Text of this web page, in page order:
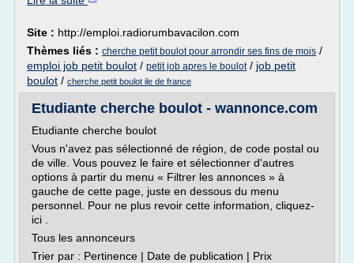
Site : http://emploi.radiorumbavacilon.com
Thèmes liés : cherche petit boulot pour arrondir ses fins de mois /
emploi job petit boulot / petit job apres le boulot/ job petit
boulot / cherche petit boulot ile de france
Etudiante cherche boulot - wannonce.com
Etudiante cherche boulot
Vous n'avez pas sélectionné de région, de code postal ou
de ville. Vous pouvez le faire et sélectionner d'autres
options à partir du menu « Filtrer les annonces » à
gauche de cette page, juste en dessous du menu
personnel. Pour ne plus revoir cette information, cliquez-
ici .
Tous les annonceurs
Trier par : Pertinence | Date de publication | Prix